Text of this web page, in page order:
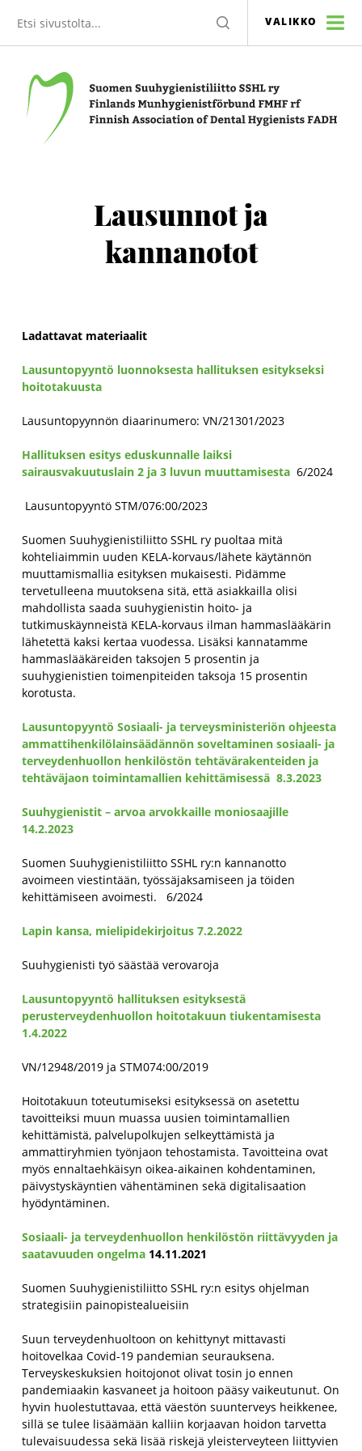
sivustolta
HAE VALIKKO
Lausunnot ja
kannanotot
Ladattavat materiaalit
Lausuntopyyntö luonnoksesta hallituksen esitykseksi
hoitotakuusta
Lausuntopyynnön diaarinumero: VN/21301/2023
Hallituksen esitys eduskunnalle laiksi
sairausvakuutuslain 2 ja 3 luvun muuttamisesta 6/2024
Lausuntopyyntö STM/076:00/2023
Suomen Suuhygienistiliitto SSHL ry puoltaa mitä
kohteliaimmin uuden KELA-korvaus/lähete käytännön
muuttamismallia esityksen mukaisesti. Pidämme
tervetulleena muutoksena sitä, että asiakkailla olisi
mahdollista saada suuhygienistin hoito- ja
tutkimuskäynneistä KELA-korvaus ilman hammaslääkärin
lähetettä kaksi kertaa vuodessa. Lisäksi kannatamme
hammaslääkäreiden taksojen 5 prosentin ja
suuhygienistien toimenpiteiden taksoja 15 prosentin
korotusta.
Lausuntopyyntö Sosiaali- ja terveysministeriön ohjeesta
ammattihenkilölainsäädännön soveltaminen sosiaali- ja
terveydenhuollon henkilöstön tehtävärakenteiden ja
tehtäväjaon toimintamallien kehittämisessä 8.3.2023
Suuhygienistit – arvoa arvokkaille moniosaajille
14.2.2023
Suomen Suuhygienistiliitto SSHL ry:n kannanotto
avoimeen viestintään, työssäjaksamiseen ja töiden
kehittämiseen avoimesti. 6/2024
Lapin kansa, mielipidekirjoitus 7.2.2022
Suuhygienisti työ säästää verovaroja
Lausuntopyyntö hallituksen esityksestä
perusterveydenhuollon hoitotakuun tiukentamisesta
1.4.2022
VN/12948/2019 ja STM074:00/2019
Hoitotakuun toteutumiseksi esityksessä on asetettu
tavoitteiksi muun muassa uusien toimintamallien
kehittämistä, palvelupolkujen selkeyttämistä ja
ammattiryhmien työnjaon tehostamista. Tavoitteina ovat
myös ennaltaehkäisyn oikea-aikainen kohdentaminen,
päivystyskäyntien vähentäminen sekä digitalisaation
hyödyntäminen.
Sosiaali- ja terveydenhuollon henkilöstön riittävyyden ja
saatavuuden ongelma14.11.2021
Suomen Suuhygienistiliitto SSHL ry:n esitys ohjelman
strategisiin painopistealueisiin
Suun terveydenhuoltoon on kehittynyt mittavasti
hoitovelkaa Covid-19 pandemian seurauksena.
Terveyskeskuksien hoitojonot olivat tosin jo ennen
pandemiaakin kasvaneet ja hoitoon pääsy vaikeutunut. On
hyvin huolestuttavaa, että väestön suunterveys heikkenee,
sillä se tulee lisäämään kalliin korjaavan hoidon tarvetta
tulevaisuudessa sekä lisää riskejä yleisterveyteen liittyvien